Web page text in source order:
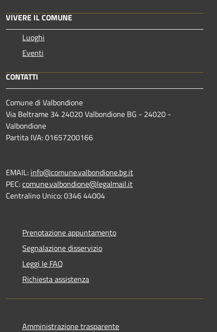
VIVERE IL COMUNE
Luoghi
Eventi
CONTATTI
Comune di Valbondione
Via Beltrame 34 24020 Valbondione BG - 24020 -
Valbondione
Partita IVA: 01657200166
EMAIL: info@comune.valbondione.bg.it
PEC:comune.valbondione@legalmail.it
Centralino Unico: 0346 44004
Prenotazione appuntamento
Segnalazione disservizio
Leggi le FAQ
Richiesta assistenza
Amministrazione trasparente